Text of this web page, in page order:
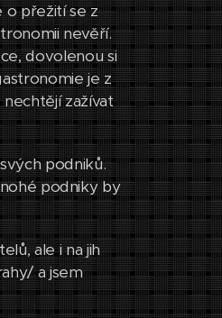
o přežití se z
nevěří.
dovolenou si
je z
zažívat
podniků.
podniky by
ale i na jih
a jsem